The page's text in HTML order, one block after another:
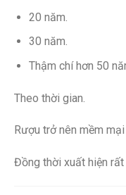
20 năm.
30 năm.
Thậm chí hơn 50
Theo thời gian.
Rượu trở nên mềm mại
Đồng thời xuất hiện